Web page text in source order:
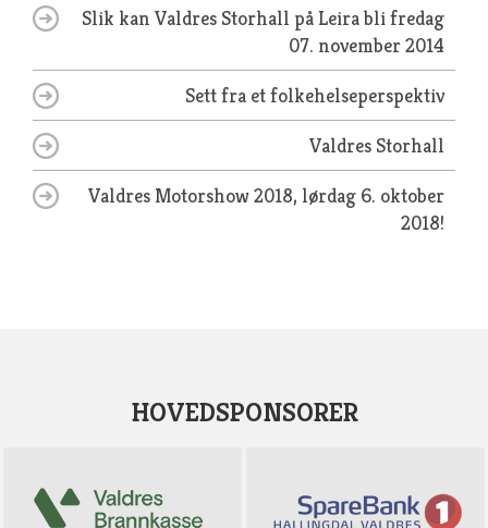
Slik kan Valdres Storhall på Leira blifredag
07. november 2014
Sett fra et folkehelseperspektiv
Valdres Storhall
Valdres Motorshow 2018, lørdag 6. oktober
2018!
HOVEDSPONSORER